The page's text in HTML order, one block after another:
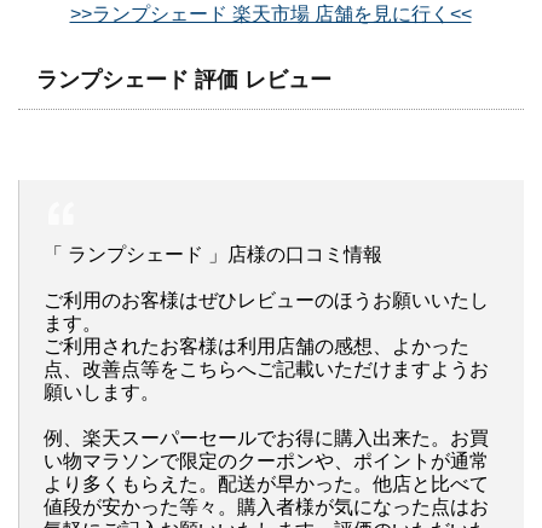
>>ランプシェード 楽天市場 店舗を見に行く<<
ランプシェード 評価 レビュー
「 ランプシェード 」店様の口コミ情報
ご利用のお客様はぜひレビューのほうお願いいたし
ます。
ご利用されたお客様は利用店舗の感想、よかった
点、改善点等をこちらへご記載いただけますようお
願いします。
例、楽天スーパーセールでお得に購入出来た。お買
い物マラソンで限定のクーポンや、ポイントが通常
より多くもらえた。配送が早かった。他店と比べて
値段が安かった等々。購入者様が気になった点はお